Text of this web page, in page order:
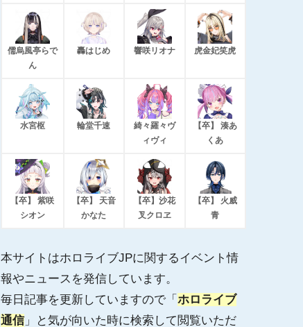
儒烏風亭らで
ん
轟はじめ 響咲リオナ 虎金妃笑虎
水宮枢 輪堂千速
綺々羅々ヴ
ィヴィ
【卒】 湊あ
くあ
【卒】 紫咲
シオン
【卒】 天音
かなた
【卒】沙花
叉クロヱ
【卒】 火威
青
本サイトはホロライブJPに関するイベント情
報やニュースを発信しています。
毎日記事を更新していますので「 ホロライブ
通信」と気が向いた時に検索して閲覧いただ